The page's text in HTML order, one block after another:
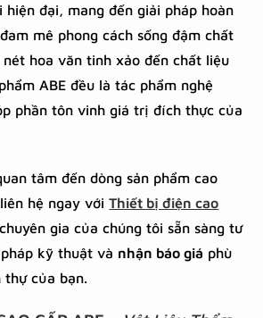
đại, mang đến giải pháp hoàn
mê phong cách sống đậm chất
nét hoa văn tinh xảo đến chất liệu
ABE đều là tác phẩm nghệ
phần tôn vinh giá trị đích thực của
tâm đến dòng sản phẩm cao
hệ ngay vớiThiết bị điện cao
gia của chúng tôi sẵn sàng tư
kỹ thuật và nhận báo giá phù
của bạn.